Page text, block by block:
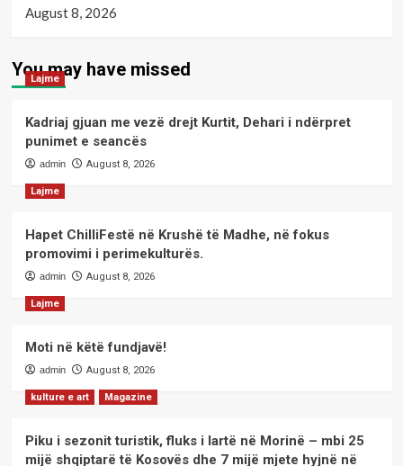
August 8, 2026
You may have missed
Lajme
Kadriaj gjuan me vezë drejt Kurtit, Dehari i ndërpret
punimet e seancës
admin August 8, 2026
Lajme
Hapet ChilliFestë në Krushë të Madhe, në fokus
promovimi i perimekulturës.
admin August 8, 2026
Lajme
Moti në këtë fundjavë!
admin August 8, 2026
kulture e art Magazine
Piku i sezonit turistik, fluks i lartë në Morinë – mbi 25
mijë shqiptarë të Kosovës dhe 7 mijë mjete hyjnë në